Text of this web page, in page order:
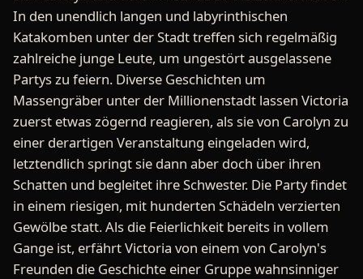
In den unendlich langen und labyrinthischen
Katakomben unter der Stadt treffen sich regelmäßig
zahlreiche junge Leute, um ungestört ausgelassene
Partys zu feiern. Diverse Geschichten um
Massengräber unter der Millionenstadt lassen Victoria
zuerst etwas zögernd reagieren, als sie von Carolyn zu
einer derartigen Veranstaltung eingeladen wird,
letztendlich springt sie dann aber doch über ihren
Schatten und begleitet ihre Schwester. Die Party findet
in einem riesigen, mit hunderten Schädeln verzierten
Gewölbe statt. Als die Feierlichkeit bereits in vollem
Gange ist, erfährt Victoria von einem von Carolyn's
Freunden die Geschichte einer Gruppe wahnsinniger